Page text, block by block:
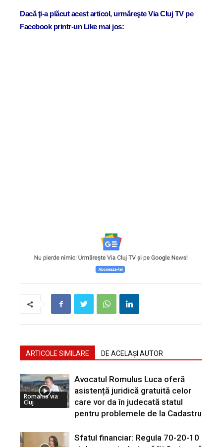
Dacă ţi-a plăcut acest articol, urmăreşte Via Cluj TV pe
Facebook printr-un Like mai jos:
ARTICOLE SIMILARE DE ACELAȘI AUTOR
Romania via
Cluj
Avocatul Romulus Luca oferă
asistență juridică gratuită celor
care vor da în judecată statul
pentru problemele de la Cadastru
Sfatul financiar: Regula 70-20-10